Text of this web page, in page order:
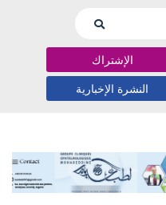
الإشتراك
النشرة الإخبارية